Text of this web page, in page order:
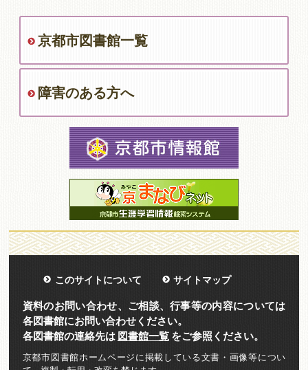
京都市図書館一覧
障害のある方へ
このサイトについて サイトマップ
資料のお問い合わせ、ご相談、行事等の内容については
各図書館にお問い合わせください。
各図書館の連絡先は 図書館一覧をご参照ください。
京都市図書館ホームページに掲載している文書・画像等につい